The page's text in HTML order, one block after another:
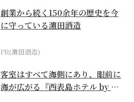
創業から続く150余年の歴史を今
に守っている濵田酒造
PR(濵田酒造)
客室はすべて海側にあり、眼前に
海が広がる『西表島ホテル by 星